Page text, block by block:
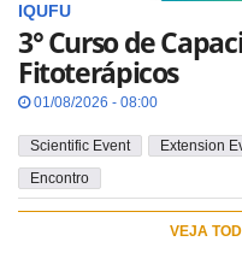
IQUFU
3° Curso de
Fitoterápicos
01/08/2026 - 08:00
Scientific Event
Extension
Encontro
VEJA